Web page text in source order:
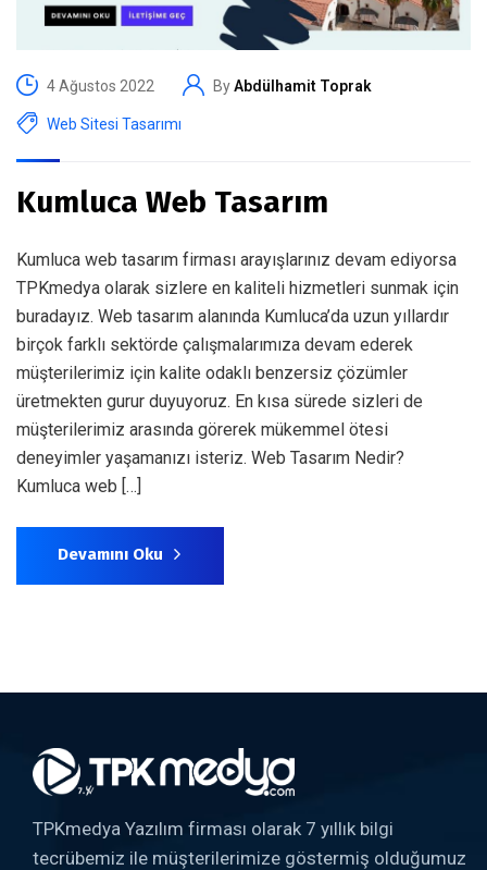
4 Ağustos 2022 ByAbdülhamit Toprak
Web Sitesi Tasarımı
Kumluca Web Tasarım
Kumluca web tasarım firması arayışlarınız devam ediyorsa
TPKmedya olarak sizlere en kaliteli hizmetleri sunmak için
buradayız. Web tasarım alanında Kumluca’da uzun yıllardır
birçok farklı sektörde çalışmalarımıza devam ederek
müşterilerimiz için kalite odaklı benzersiz çözümler
üretmekten gurur duyuyoruz. En kısa sürede sizleri de
müşterilerimiz arasında görerek mükemmel ötesi
deneyimler yaşamanızı isteriz. Web Tasarım Nedir?
Kumluca web […]
Devamını Oku
TPKmedya Yazılım firması olarak 7 yıllık bilgi
tecrübemiz ile müşterilerimize göstermiş olduğumuz